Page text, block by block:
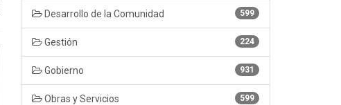
599
Desarrollo de la Comunidad
224
Gestión
931
Gobierno
599
Obras y Servicios